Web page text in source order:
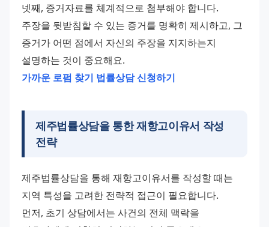
넷째, 증거자료를 체계적으로 첨부해야 합니다.
주장을 뒷받침할 수 있는 증거를 명확히 제시하고, 그
증거가 어떤 점에서 자신의 주장을 지지하는지
설명하는 것이 중요해요.
가까운 로펌 찾기 법률상담 신청하기
제주법률상담을 통한 재항고이유서 작성
전략
제주법률상담을 통해 재항고이유서를 작성할 때는
지역 특성을 고려한 전략적 접근이 필요합니다.
먼저, 초기 상담에서는 사건의 전체 맥락을